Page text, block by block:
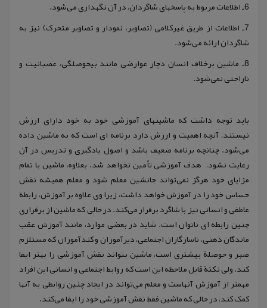
6ـ اطلاعات مربوط به پاسخهای شاگردان، در آن نگهداری می‌شود.
7ـ اطلاعات از طریق غیرکلامی (تصاویر، نمودار و تصاویر متحرک) نیز به
شاگردان ارائه می‌شود.
8ـ ماشین برخلاف انسان دچار عوارضی مانند بیحوصلگی، عصبانیت و
ناراحتی نمی‌شود.
باید توجه داشت که ماشینهای آموزشی خود به خود دارای ارزش
نیستند، آنچه اهمیت و ارزش دارد برنامه ای است که به ماشین داده
می‌شود. چنانچه برنامه ضعیف باشد و اصول یادگیری و تدریس در آن
رعایت نشود، هدف آموزشی تأمین نخواهد شد. بعلاوه، ماشین با تمام
مزایای خود هرگز نمی‌تواند جانشین معلم شود و معلم همیشه نقش
حساس خود را در آموزش خواهد داشت، زیرا وی علاوه بر آموزش، رابطة
عاطفی و انسانی نیز با شاگرد برقرار می‌کند. در حالی که ماشین از برقراری
چنین رابطه ای ناتوان است. شاید در بعضی موارد، مانند آموزش عقب
ماندگان ذهنی، ناسازگاران اجتماعی، دیرآموزان و کندآموزان که مستلزم
صبر و حوصلة بیشتری است، ماشین بتواند نقش آموزشی را بهتر ایفا
کند. ولی نکتة قابل ملاحظه این است که روابط اجتماعی و انسانی این افراد
مهمتر از آموزش آنهاست و معلم می‌تواند در ایجاد چنین روابطی به آنها
کمک کند، در حالی که ماشین فقط نقش آموزشی خود را ایفا می‌کند.